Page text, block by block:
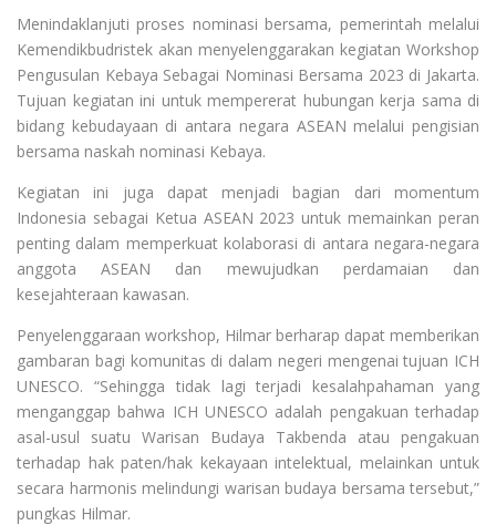
Menindaklanjuti proses nominasi bersama, pemerintah melalui
Kemendikbudristek akan menyelenggarakan kegiatan Workshop
Pengusulan Kebaya Sebagai Nominasi Bersama 2023 di Jakarta.
Tujuan kegiatan ini untuk mempererat hubungan kerja sama di
bidang kebudayaan di antara negara ASEAN melalui pengisian
bersama naskah nominasi Kebaya.
Kegiatan ini juga dapat menjadi bagian dari momentum
Indonesia sebagai Ketua ASEAN 2023 untuk memainkan peran
penting dalam memperkuat kolaborasi di antara negara-negara
anggota ASEAN dan mewujudkan perdamaian dan
kesejahteraan kawasan.
Penyelenggaraan workshop, Hilmar berharap dapat memberikan
gambaran bagi komunitas di dalam negeri mengenai tujuan ICH
UNESCO. “Sehingga tidak lagi terjadi kesalahpahaman yang
menganggap bahwa ICH UNESCO adalah pengakuan terhadap
asal-usul suatu Warisan Budaya Takbenda atau pengakuan
terhadap hak paten/hak kekayaan intelektual, melainkan untuk
secara harmonis melindungi warisan budaya bersama tersebut,”
pungkas Hilmar.